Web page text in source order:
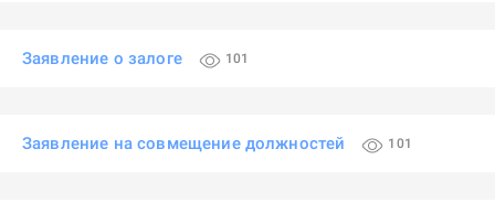
Заявление о залоге 101
Заявление на совмещение должностей 101